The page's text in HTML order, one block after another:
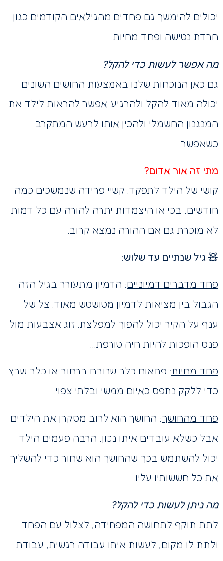
יכולים להימשך גם פחדים מהגילאים הקודמים כגון
חרדת נטישה ופחד מחיות.
מה אפשר לעשות כדי להקל?
גם כאן הנוכחות שלנו באמצעות החושים השונים
יכולה מאוד להקל ולהרגיע. אפשר להראות לילד את
המנגנון החשמלי ולהכין אותו לרעש המתקרב
כשאפשר.
מתי זה אור אדום?
קושי של הילד לתפקד. קשיי פרידה שנמשכים כמה
חודשים, בכי או היצמדות יתרה להורה עם כל דמות
לא מוכרת גם אם ההורה נמצא קרוב.
🧸 גיל שנתיים עד שלוש:
פחד מדברים דמיוניים: הדמיון מתעורר בגיל הזה
הגבול בין מציאות לדמיון מטושטש מאוד. צל של
ענף על הקיר יכול להפוך למפלצת. זוג אצבעות מול
פנס הופכות להיות חיה טורפת…
פחד מחיות: פתאום כלב שנובח ברחוב או כלב שרץ
כדי ללקק נתפס כאיום ממשי ובלתי צפוי.
פחד מהחושך: החושך הוא לרוב מסקרן את הילדים
אבל כשלא עובדים איתו נכון, הרבה פעמים הילד
יכול להשתמש בכך שהחושך הוא שחור כדי להשליך
את כל חששותיו עליו.
מה ניתן לעשות כדי להקל?
לתת תוקף לתחושה המפחידה, לצלול עם הפחד
ולתת לו מקום, לעשות איתו עבודה רגשית, עבודת